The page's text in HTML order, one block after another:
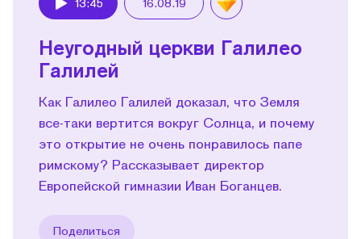
Неугодный церкви Галилео
Галилей
Как Галилео Галилей доказал, что Земля
все-таки вертится вокруг Солнца, и почему
это открытие не очень понравилось папе
римскому? Рассказывает директор
Европейской гимназии Иван Боганцев.
Поделиться